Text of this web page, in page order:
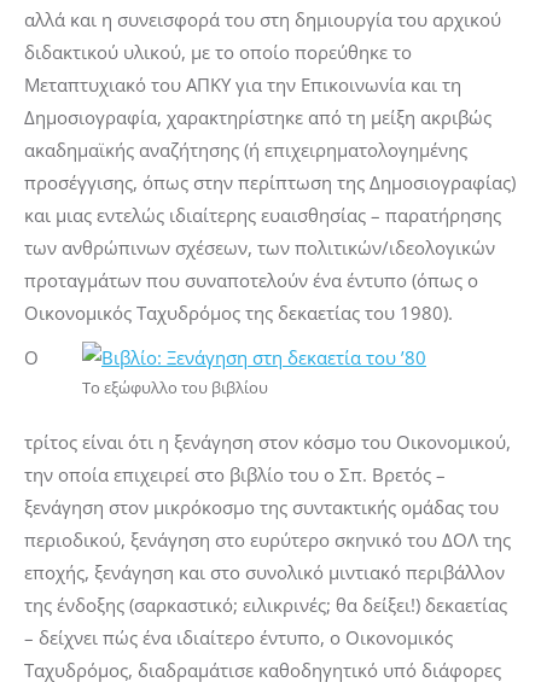
αλλά και η συνεισφορά του στη δημιουργία του αρχικού
διδακτικού υλικού, με το οποίο πορεύθηκε το
Μεταπτυχιακό του ΑΠΚΥ για την Επικοινωνία και τη
Δημοσιογραφία, χαρακτηρίστηκε από τη μείξη ακριβώς
ακαδημαϊκής αναζήτησης (ή επιχειρηματολογημένης
προσέγγισης, όπως στην περίπτωση της Δημοσιογραφίας)
και μιας εντελώς ιδιαίτερης ευαισθησίας – παρατήρησης
των ανθρώπινων σχέσεων, των πολιτικών/ιδεολογικών
προταγμάτων που συναποτελούν ένα έντυπο (όπως ο
Οικονομικός Ταχυδρόμος της δεκαετίας του 1980).
Το εξώφυλλο του βιβλίου
Ο
τρίτος είναι ότι η ξενάγηση στον κόσμο του Οικονομικού,
την οποία επιχειρεί στο βιβλίο του ο Σπ. Βρετός –
ξενάγηση στον μικρόκοσμο της συντακτικής ομάδας του
περιοδικού, ξενάγηση στο ευρύτερο σκηνικό του ΔΟΛ της
εποχής, ξενάγηση και στο συνολικό μιντιακό περιβάλλον
της ένδοξης (σαρκαστικό; ειλικρινές; θα δείξει!) δεκαετίας
– δείχνει πώς ένα ιδιαίτερο έντυπο, ο Οικονομικός
Ταχυδρόμος, διαδραμάτισε καθοδηγητικό υπό διάφορες